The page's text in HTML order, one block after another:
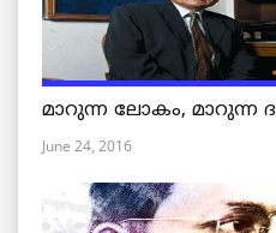
മാറുന്ന ലോകം,
June 24, 2016